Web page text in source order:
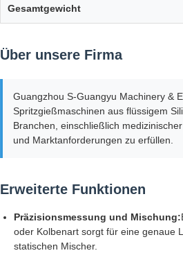
Gesamtgewicht
Über unsere Firma
Guangzhou S-Guangyu Machinery &
Spritzgießmaschinen aus flüssigem
Branchen, einschließlich
und Marktanforderungen zu erfüllen.
Erweiterte Funktionen
Präzisionsmessung und Mischung:
oder Kolbenart sorgt für eine genaue
statischen Mischer.